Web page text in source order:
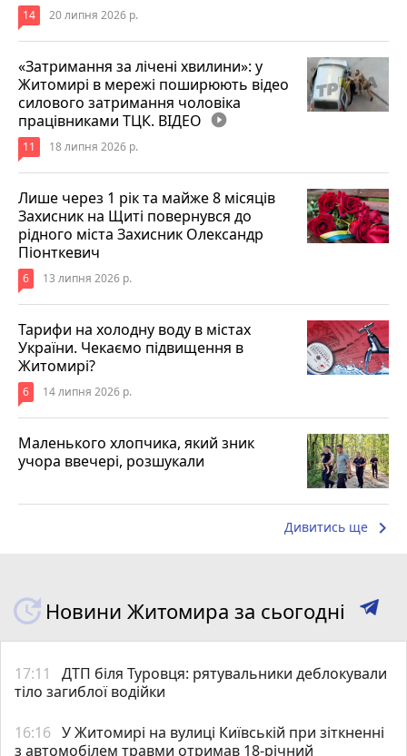
14 20 липня 2026 р.
«Затримання за лічені хвилини»: у
Житомирі в мережі поширюють відео
силового затримання чоловіка
працівниками ТЦК. ВІДЕО play_circle_filled
11 18 липня 2026 р.
Лише через 1 рік та майже 8 місяців
Захисник на Щиті повернувся до
рідного міста Захисник Олександр
Піонткевич
6 13 липня 2026 р.
Тарифи на холодну воду в містах
України. Чекаємо підвищення в
Житомирі?
6 14 липня 2026 р.
Маленького хлопчика, який зник
учора ввечері, розшукали
Дивитись ще keyboard_arrow_right
Новини Житомира за сьогодні
17:11
ДТП біля Туровця: рятувальники деблокували
тіло загиблої водійки
16:16 У Житомирі на вулиці Київській при зіткненні
з автомобілем травми отримав 18-річний